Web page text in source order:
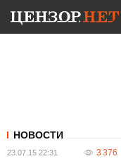
НОВОСТИ
23.07.15 22:31 3 376